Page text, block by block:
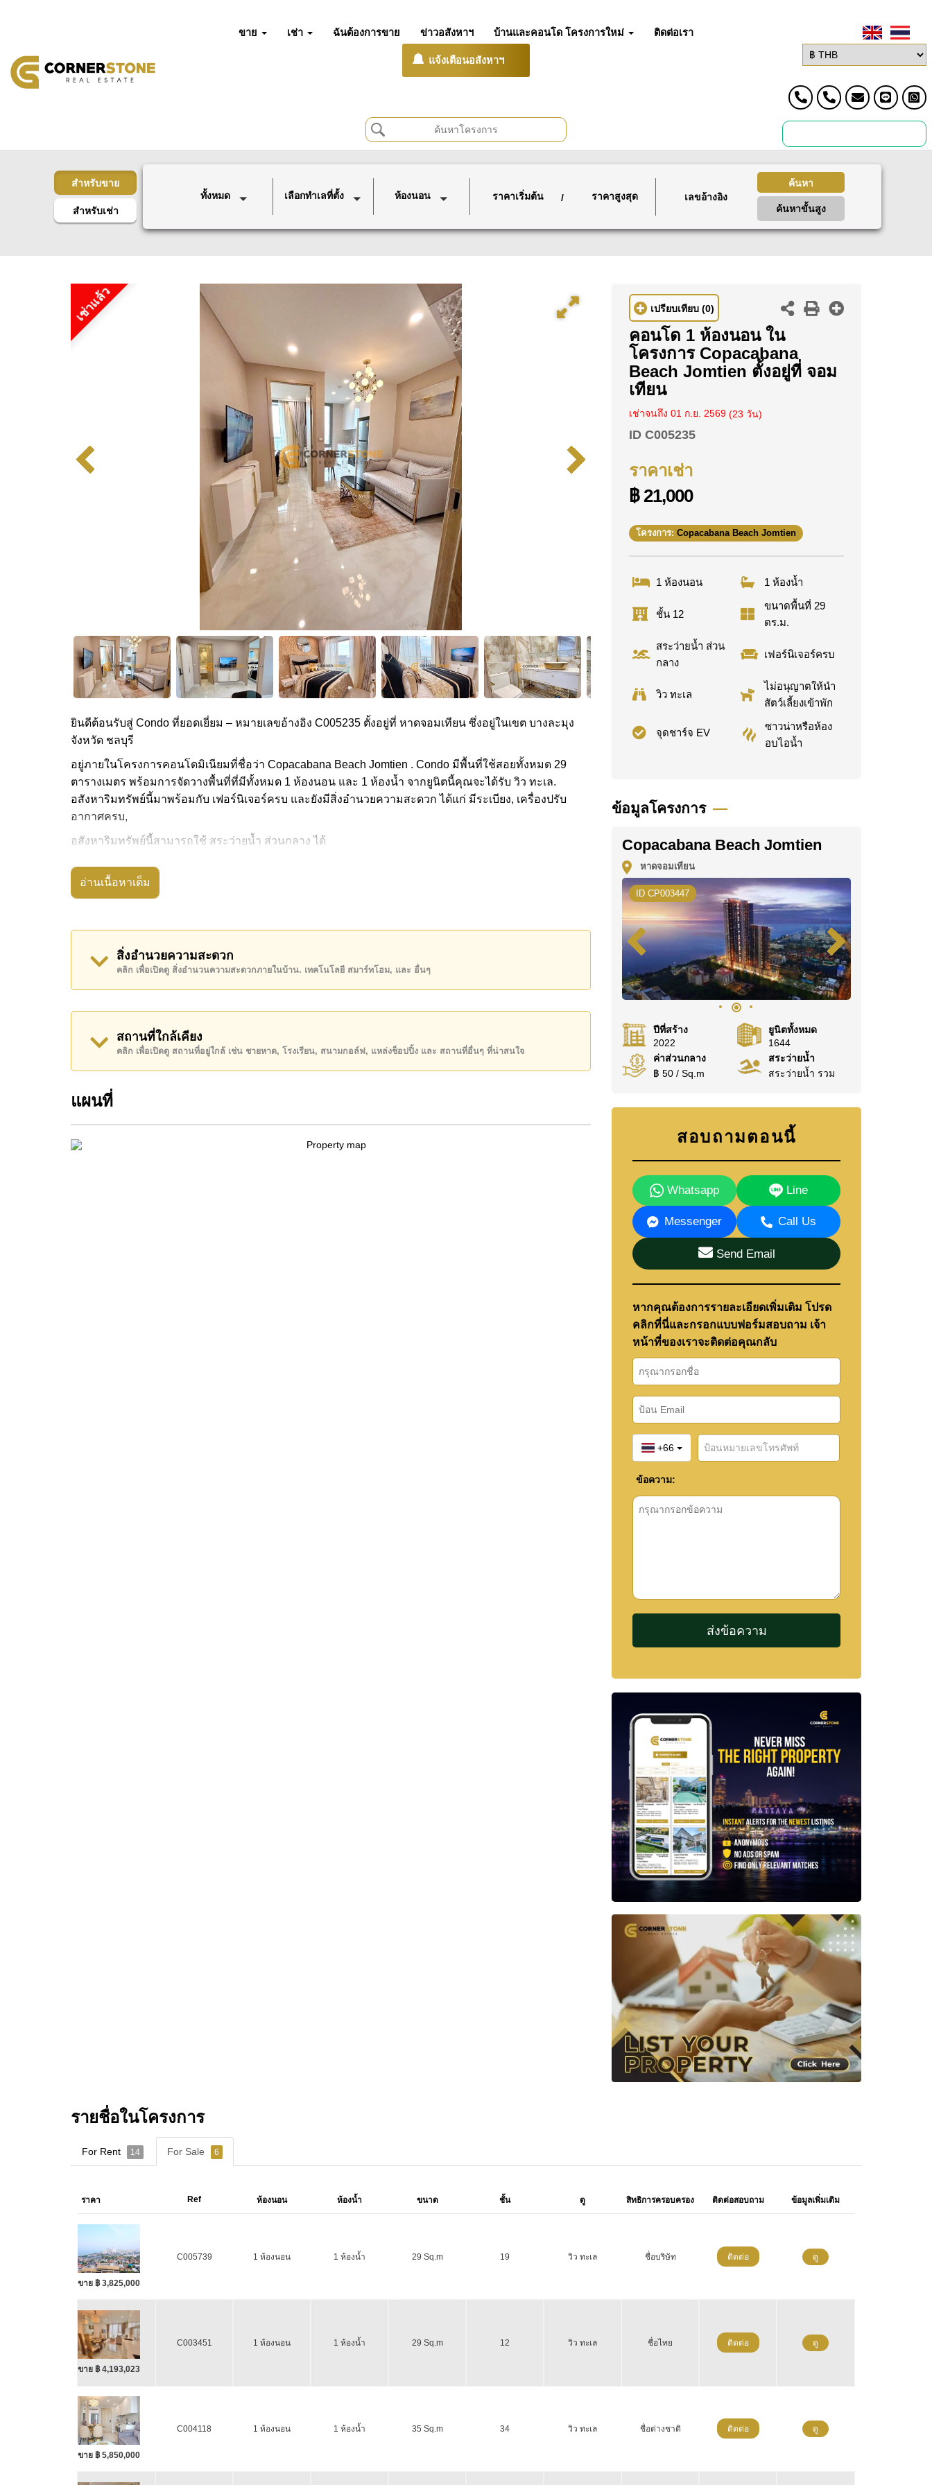
ขาย เช่า ฉันต้องการขาย ข่าวอสังหาฯ บ้านและคอนโด โครงการใหม่ ติดต่อเรา
แจ้งเตือนอสังหาฯ
สำหรับขาย
สำหรับเช่า
ทั้งหมด เลือกทำเลที่ตั้ง ห้องนอน ราคาเริ่มต้น / ราคาสูงสุด
ค้นหา
ค้นหาขั้นสูง
เช่าแล้ว
ยินดีต้อนรับสู่ Condo ที่ยอดเยี่ยม – หมายเลขอ้างอิง C005235 ตั้งอยู่ที่ หาดจอมเทียน ซึ่งอยู่ในเขต บางละมุง
จังหวัด ชลบุรี
อยู่ภายในโครงการคอนโดมิเนียมที่ชื่อว่า Copacabana Beach Jomtien . Condo มีพื้นที่ใช้สอยทั้งหมด 29
ตารางเมตร พร้อมการจัดวางพื้นที่ที่มีทั้งหมด 1 ห้องนอน และ 1 ห้องน้ำ จากยูนิตนี้คุณจะได้รับ วิว ทะเล.
อสังหาริมทรัพย์นี้มาพร้อมกับ เฟอร์นิเจอร์ครบ และยังมีสิ่งอำนวยความสะดวก ได้แก่ มีระเบียง, เครื่องปรับ
อากาศครบ,
อสังหาริมทรัพย์นี้สามารถใช้ สระว่ายน้ำ ส่วนกลาง ได้
Copacabana Beach Jomtien มีสิ่งอำนวยความสะดวกส่วนกลาง ได้แก่ จุดชาร์จ EV, ฟิสเนส, สกายเทอร์เรซ,
ห้องเกมส์
อสังหาริมทรัพย์นี้เปิดให้เช่าระยะยาวในราคา ฿ 21,000 บาทต่อเดือน
โปรดทราบว่าราคาค่าเช่าที่ Cornerstone Real Estate โฆษณาเป็นราคาสำหรับสัญญาเช่า 1 ปี และต้องวาง
เงินมัดจำ 2 เดือนก่อนเข้าอยู่อาศัย
ค้นพบโอกาสในการทำให้ที่อยู่อาศัยนี้เป็นบ้านในฝันของคุณ!
ติดต่อ Cornerstone Real Estate โทร +6638411250 หรือ อีเมล
อ่านเนื้อหาเต็ม
สิ่งอำนวยความสะดวก
คลิก เพื่อเปิดดู สิ่งอำนวนความสะดวกภายในบ้าน. เทคโนโลยี สมาร์ทโฮม, และ อื่นๆ
สถานที่ใกล้เคียง
คลิก เพื่อเปิดดู สถานที่อยู่ใกล้ เช่น ชายหาด, โรงเรียน, สนามกอล์ฟ, แหล่งช็อปปิ้ง และ สถานที่อื่นๆ ที่น่าสนใจ
แผนที่
เปรียบเทียบ (0)
คอนโด 1 ห้องนอน ใน
โครงการ Copacabana
Beach Jomtien ตั้งอยู่ที่ จอม
เทียน
เช่าจนถึง 01 ก.ย. 2569 (23 วัน)
ID C005235
ราคาเช่า
฿ 21,000
โครงการ: Copacabana Beach Jomtien
1 ห้องนอน 1 ห้องน้ำ
ชั้น 12
ขนาดพื้นที่ 29
ตร.ม.
สระว่ายน้ำ ส่วน
กลาง
เฟอร์นิเจอร์ครบ
วิว ทะเล
ไม่อนุญาตให้นำ
สัตว์เลี้ยงเข้าพัก
จุดชาร์จ EV
ซาวน่าหรือห้อง
อบไอน้ำ
ข้อมูลโครงการ
Copacabana Beach Jomtien
หาดจอมเทียน
ID CP003447
ปีที่สร้าง
2022
ยูนิตทั้งหมด
1644
ค่าส่วนกลาง
฿ 50 / Sq.m
สระว่ายน้ำ
สระว่ายน้ำ รวม
สอบถามตอนนี้
Whatsapp Line
Messenger Call Us
Send Email
หากคุณต้องการรายละเอียดเพิ่มเติม โปรด
คลิกที่นี่และกรอกแบบฟอร์มสอบถาม เจ้า
หน้าที่ของเราจะติดต่อคุณกลับ
+66
ข้อความ:
รายชื่อในโครงการ
For Rent 14 For Sale 6
ราคา Ref ห้องนอน ห้องน้ำ ขนาด ชั้น ดู สิทธิการครอบครอง ติดต่อสอบถาม ข้อมูลเพิ่มเติม
ขาย ฿ 3,825,000
C005739 1 ห้องนอน 1 ห้องน้ำ 29 Sq.m 19 วิว ทะเล ชื่อบริษัท ติดต่อ ดู
ขาย ฿ 4,193,023
C003451 1 ห้องนอน 1 ห้องน้ำ 29 Sq.m 12 วิว ทะเล ชื่อไทย ติดต่อ ดู
ขาย ฿ 5,850,000
C004118 1 ห้องนอน 1 ห้องน้ำ 35 Sq.m 34 วิว ทะเล ชื่อต่างชาติ ติดต่อ ดู